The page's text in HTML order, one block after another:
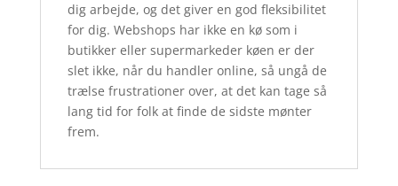
dig arbejde, og det giver en god fleksibilitet
for dig. Webshops har ikke en kø som i
butikker eller supermarkeder køen er der
slet ikke, når du handler online, så ungå de
trælse frustrationer over, at det kan tage så
lang tid for folk at finde de sidste mønter
frem.